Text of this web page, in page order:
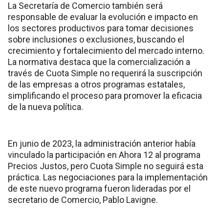
La Secretaría de Comercio también será
responsable de evaluar la evolución e impacto en
los sectores productivos para tomar decisiones
sobre inclusiones o exclusiones, buscando el
crecimiento y fortalecimiento del mercado interno.
La normativa destaca que la comercialización a
través de Cuota Simple no requerirá la suscripción
de las empresas a otros programas estatales,
simplificando el proceso para promover la eficacia
de la nueva política.
En junio de 2023, la administración anterior había
vinculado la participación en Ahora 12 al programa
Precios Justos, pero Cuota Simple no seguirá esta
práctica. Las negociaciones para la implementación
de este nuevo programa fueron lideradas por el
secretario de Comercio, Pablo Lavigne.